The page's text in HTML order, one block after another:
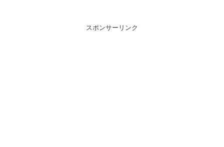
スポンサーリンク